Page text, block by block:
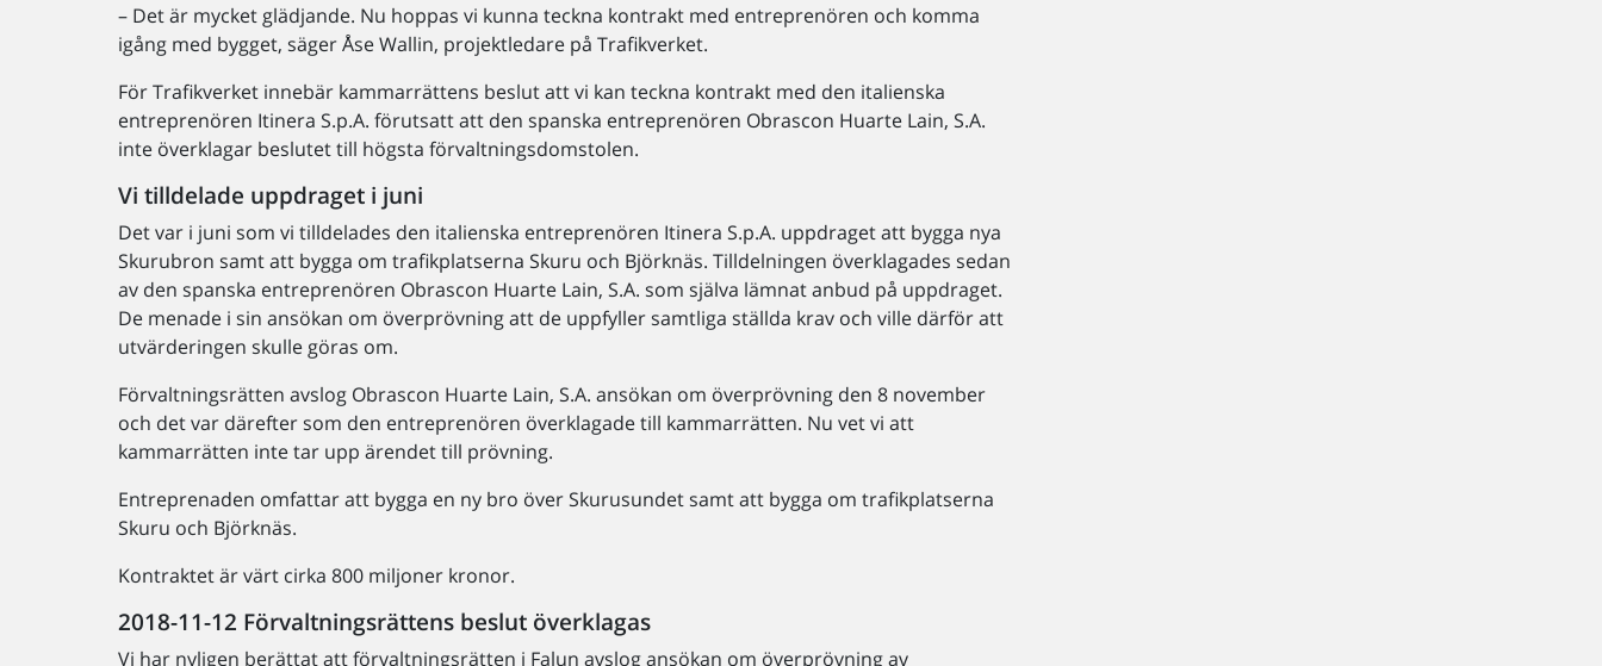
– Det är mycket glädjande. Nu hoppas vi kunna teckna kontrakt med entreprenören och komma
igång med bygget, säger Åse Wallin, projektledare på Trafikverket.
För Trafikverket innebär kammarrättens beslut att vi kan teckna kontrakt med den italienska
entreprenören Itinera S.p.A. förutsatt att den spanska entreprenören Obrascon Huarte Lain, S.A.
inte överklagar beslutet till högsta förvaltningsdomstolen.
Vi tilldelade uppdraget i juni
Det var i juni som vi tilldelades den italienska entreprenören Itinera S.p.A. uppdraget att bygga nya
Skurubron samt att bygga om trafikplatserna Skuru och Björknäs. Tilldelningen överklagades sedan
av den spanska entreprenören Obrascon Huarte Lain, S.A. som själva lämnat anbud på uppdraget.
De menade i sin ansökan om överprövning att de uppfyller samtliga ställda krav och ville därför att
utvärderingen skulle göras om.
Förvaltningsrätten avslog Obrascon Huarte Lain, S.A. ansökan om överprövning den 8 november
och det var därefter som den entreprenören överklagade till kammarrätten. Nu vet vi att
kammarrätten inte tar upp ärendet till prövning.
Entreprenaden omfattar att bygga en ny bro över Skurusundet samt att bygga om trafikplatserna
Skuru och Björknäs.
Kontraktet är värt cirka 800 miljoner kronor.
2018-11-12 Förvaltningsrättens beslut överklagas
Vi har nyligen berättat att förvaltningsrätten i Falun avslog ansökan om överprövning av